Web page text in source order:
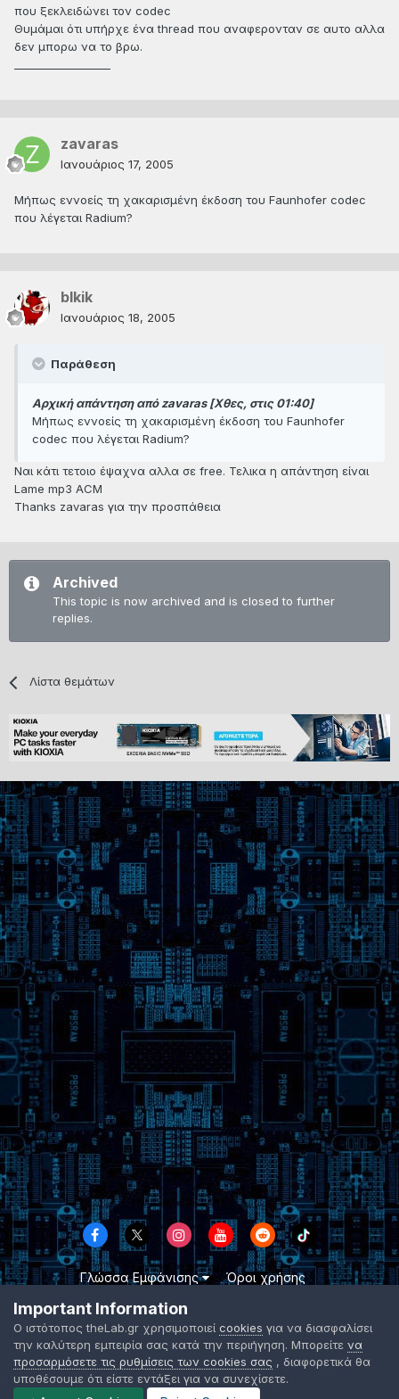
που ξεκλειδώνει τον codec
Θυμάμαι ότι υπήρχε ένα thread που αναφερονταν σε αυτο αλλα
δεν μπορω να το βρω.
zavaras
Ιανουάριος 17, 2005
Μήπως εννοείς τη χακαρισμένη έκδοση του Faunhofer codec
που λέγεται Radium?
blkik
Ιανουάριος 18, 2005
Παράθεση
Αρχική απάντηση από zavaras [Χθες, στις 01:40]
Μήπως εννοείς τη χακαρισμένη έκδοση του Faunhofer
codec που λέγεται Radium?
Ναι κάτι τετοιο έψαχνα αλλα σε free. Τελικα η απάντηση είναι
Lame mp3 ACM
Thanks zavaras για την προσπάθεια
Archived
This topic is now archived and is closed to further
replies.
Λίστα θεμάτων
Γλώσσα Εμφάνισης
Όροι χρήσης
TheLab.gr 2003 -
Powered by Invision Community
Important Information
Ο ιστότοπος theLab.gr χρησιμοποιεί cookies για να διασφαλίσει
την καλύτερη εμπειρία σας κατά την περιήγηση. Μπορείτε να
προσαρμόσετε τις ρυθμίσεις των cookies σας , διαφορετικά θα
υποθέσουμε ότι είστε εντάξει για να συνεχίσετε.